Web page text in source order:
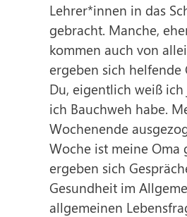
Lehrer*innen in das
gebracht. Manche,
kommen auch von
ergeben sich helfende
Du, eigentlich weiß
ich Bauchweh habe.
Wochenende
Woche ist meine Oma
ergeben sich
Gesundheit im
allgemeinen